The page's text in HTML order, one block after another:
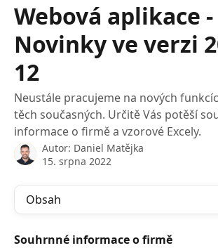
Webová aplikace -
Novinky ve verzi
12
Neustále pracujeme na nových
těch současných. Určitě Vás potěší
informace o firmě a vzorové Excely.
Autor: Daniel Matějka
15. srpna 2022
Obsah
Souhrnné informace o firmě